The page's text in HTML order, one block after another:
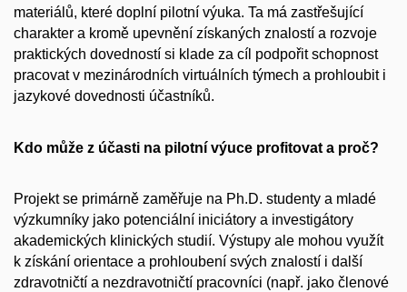
materiálů, které doplní pilotní výuka. Ta má zastřešující
charakter a kromě upevnění získaných znalostí a rozvoje
praktických dovedností si klade za cíl podpořit schopnost
pracovat v mezinárodních virtuálních týmech a prohloubit i
jazykové dovednosti účastníků.
Kdo může z účasti na pilotní výuce profitovat a proč?
Projekt se primárně zaměřuje na Ph.D. studenty a mladé
výzkumníky jako potenciální iniciátory a investigátory
akademických klinických studií. Výstupy ale mohou využít
k získání orientace a prohloubení svých znalostí i další
zdravotničtí a nezdravotničtí pracovníci (např. jako členové